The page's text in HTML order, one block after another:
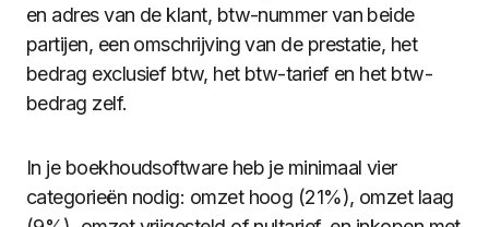
en adres van de klant, btw-nummer van beide
partijen, een omschrijving van de prestatie, het
bedrag exclusief btw, het btw-tarief en het btw-
bedrag zelf.
In je boekhoudsoftware heb je minimaal vier
categorieën nodig: omzet hoog (21%), omzet laag